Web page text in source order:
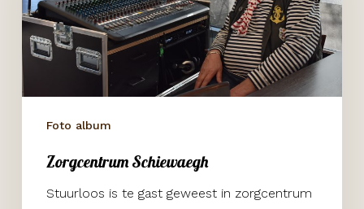
Foto album
Zorgcentrum Schiewaegh
Stuurloos is te gast geweest in zorgcentrum